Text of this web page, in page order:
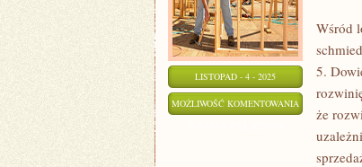
LISTOPAD - 4 - 2025
MOŻLIWOŚĆ KOMENTOWANIA
Wśród
5.
że